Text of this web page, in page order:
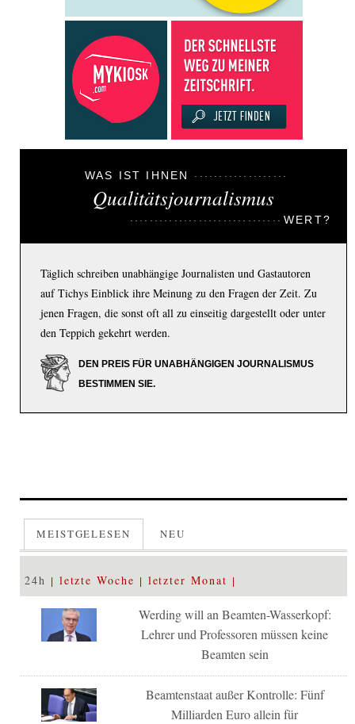
WAS IST IHNEN
Qualitätsjournalismus
WERT?
Täglich schreiben unabhängige Journalisten und Gastautoren
auf Tichys Einblick ihre Meinung zu den Fragen der Zeit. Zu
jenen Fragen, die sonst oft all zu einseitig dargestellt oder unter
den Teppich gekehrt werden.
DEN PREIS FÜR UNABHÄNGIGEN JOURNALISMUS
BESTIMMEN SIE.
MEISTGELESEN NEU
24h letzte Woche letzter Monat
Werding will an Beamten-Wasserkopf:
Lehrer und Professoren müssen keine
Beamten sein
Beamtenstaat außer Kontrolle: Fünf
Milliarden Euro allein für